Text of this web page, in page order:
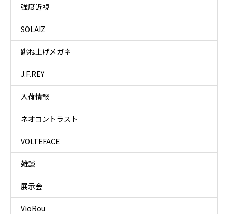
強度近視
SOLAIZ
跳ね上げメガネ
J.F.REY
入荷情報
ネオコントラスト
VOLTEFACE
雑談
展示会
VioRou